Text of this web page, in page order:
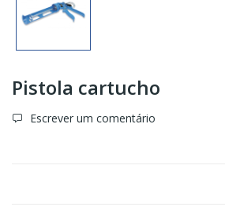
Pistola cartucho
Escrever um comentário